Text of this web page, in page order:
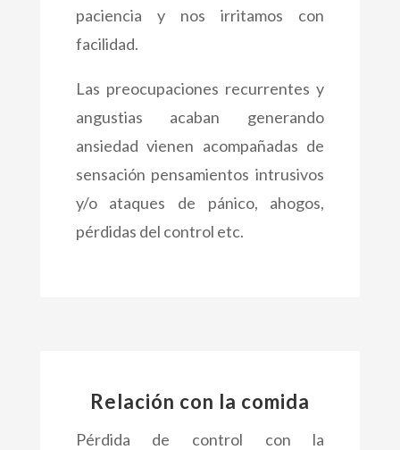
paciencia y nos irritamos con
facilidad.
Las preocupaciones recurrentes y
angustias acaban generando
ansiedad vienen acompañadas de
sensación pensamientos intrusivos
y/o ataques de pánico, ahogos,
pérdidas del control etc.
Relación con la comida
Pérdida de control con la